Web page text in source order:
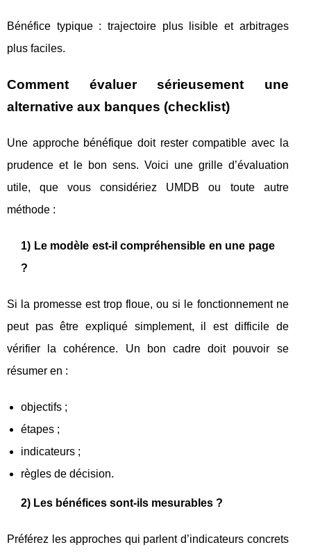
Bénéfice typique : trajectoire plus lisible et arbitrages
plus faciles.
Comment évaluer sérieusement une
alternative aux banques (checklist)
Une approche bénéfique doit rester compatible avec la
prudence et le bon sens. Voici une grille d’évaluation
utile, que vous considériez UMDB ou toute autre
méthode :
1) Le modèle est-il compréhensible en une page
?
Si la promesse est trop floue, ou si le fonctionnement ne
peut pas être expliqué simplement, il est difficile de
vérifier la cohérence. Un bon cadre doit pouvoir se
résumer en :
objectifs ;
étapes ;
indicateurs ;
règles de décision.
2) Les bénéfices sont-ils mesurables ?
Préférez les approches qui parlent d’indicateurs concrets